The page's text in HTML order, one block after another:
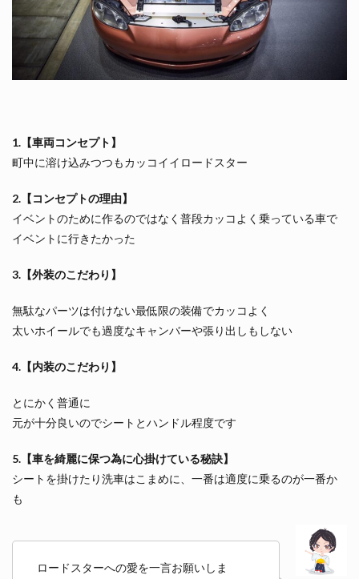
1.【車両コンセプト】
町中に溶け込みつつもカッコイイロードスター
2.【コンセプトの理由】
イベントのために作るのではなく普段カッコよく乗っている車で
イベントに行きたかった
3.【外装のこだわり】
無駄なパーツは付けない最低限の装備でカッコよく
太いホイールでも過度なキャンバーや張り出しもしない
4.【内装のこだわり】
とにかく普通に
元が十分良いのでシートとハンドル程度です
5.【車を綺麗に保つ為に心掛けている秘訣】
シートを掛けたり洗車はこまめに、一番は適度に乗るのが一番か
も
ロードスターへの愛を一言お願いしま